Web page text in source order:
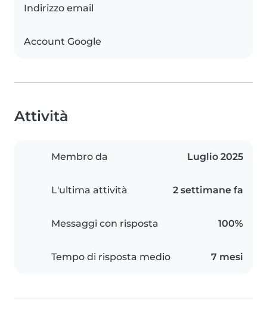
Indirizzo email
Account Google
Attività
Membro da Luglio 2025
L'ultima attività 2 settimane fa
Messaggi con risposta 100%
Tempo di risposta medio 7 mesi